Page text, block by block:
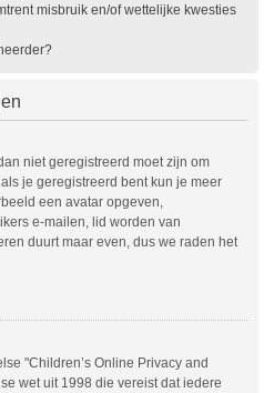
misbruik en/of wettelijke kwesties
niet geregistreerd moet zijn om
je geregistreerd bent kun je meer
een avatar opgeven,
e-mailen, lid worden van
duurt maar even, dus we raden het
"Children’s Online Privacy and
wet uit 1998 die vereist dat iedere